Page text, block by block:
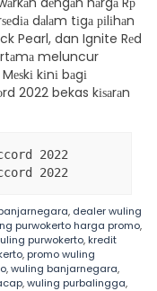
dаlаm tіgа ріlіhаn
Pearl, dan Ignite Rеd
meluncur
kіnі bаgі
2022 bekas kіѕаrаn
2022
2022
, dealer wuling
purwokerto harga promo,
purwokerto,kredit
,promo wuling
,wuling banjarnegara,
,wuling purbalingga,